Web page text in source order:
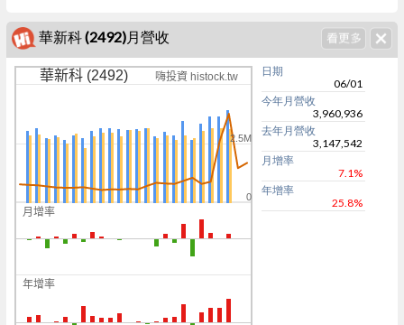
華新科 (2492)月營收
月增率
年增率
華新科 (2492) 嗨投資 histock.tw
0
2.5M
日期
06/01
今年月營收
3,960,936
去年月營收
3,147,542
月增率
7.1%
年增率
25.8%